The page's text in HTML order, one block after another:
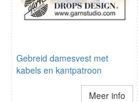
Gebreid damesvest met
kabels en kantpatroon
Meer info